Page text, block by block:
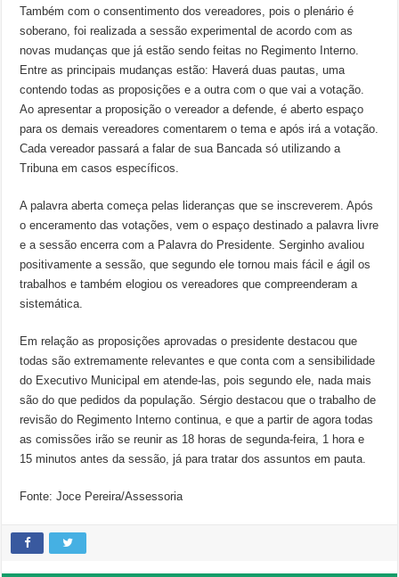
Também com o consentimento dos vereadores, pois o plenário é
soberano, foi realizada a sessão experimental de acordo com as
novas mudanças que já estão sendo feitas no Regimento Interno.
Entre as principais mudanças estão: Haverá duas pautas, uma
contendo todas as proposições e a outra com o que vai a votação.
Ao apresentar a proposição o vereador a defende, é aberto espaço
para os demais vereadores comentarem o tema e após irá a votação.
Cada vereador passará a falar de sua Bancada só utilizando a
Tribuna em casos específicos.
A palavra aberta começa pelas lideranças que se inscreverem. Após
o enceramento das votações, vem o espaço destinado a palavra livre
e a sessão encerra com a Palavra do Presidente. Serginho avaliou
positivamente a sessão, que segundo ele tornou mais fácil e ágil os
trabalhos e também elogiou os vereadores que compreenderam a
sistemática.
Em relação as proposições aprovadas o presidente destacou que
todas são extremamente relevantes e que conta com a sensibilidade
do Executivo Municipal em atende-las, pois segundo ele, nada mais
são do que pedidos da população. Sérgio destacou que o trabalho de
revisão do Regimento Interno continua, e que a partir de agora todas
as comissões irão se reunir as 18 horas de segunda-feira, 1 hora e
15 minutos antes da sessão, já para tratar dos assuntos em pauta.
Fonte: Joce Pereira/Assessoria